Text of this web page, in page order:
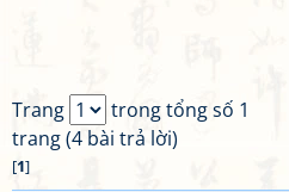
Trang
trong tổng số 1
trang (4 bài trả lời)
[1]